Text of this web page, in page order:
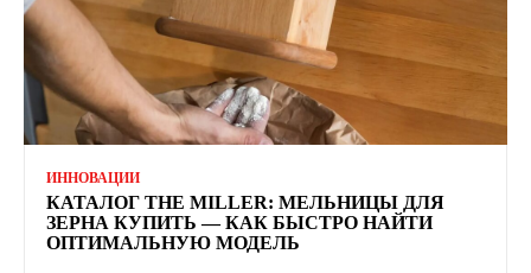
ИННОВАЦИИ
КАТАЛОГ THE MILLER: МЕЛЬНИЦЫ ДЛЯ
ЗЕРНА КУПИТЬ — КАК БЫСТРО НАЙТИ
ОПТИМАЛЬНУЮ МОДЕЛЬ